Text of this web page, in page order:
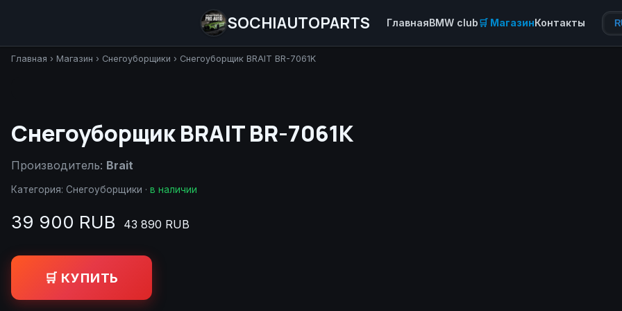
SOCHIAUTOPARTS ГлавнаяBMW club🛒 МагазинКонтакты
Главная › Магазин › Снегоуборщики › Снегоуборщик BRAIT BR-7061K
Снегоуборщик BRAIT BR-7061K
Производитель: Brait
Категория: Снегоуборщики · в наличии
39 900 RUB 43 890 RUB
🛒 КУПИТЬ